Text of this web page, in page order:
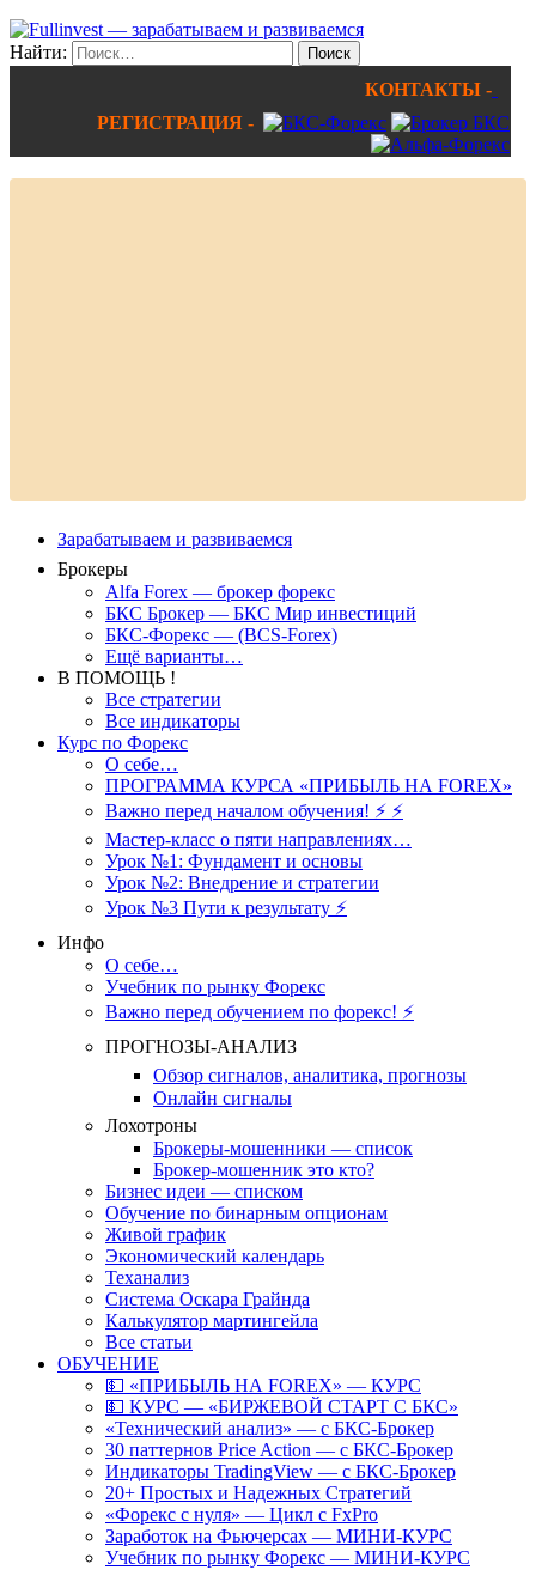
Найти:
КОНТАКТЫ -
РЕГИСТРАЦИЯ -
Зарабатываем и развиваемся
Брокеры
Alfa Forex — брокер форекс
БКС Брокер — БКС Мир инвестиций
БКС-Форекс — (BCS-Forex)
Ещё варианты…
В ПОМОЩЬ !
Все стратегии
Все индикаторы
Курс по Форекс
О себе…
ПРОГРАММА КУРСА «ПРИБЫЛЬ НА FOREX»
Важно перед началом обучения! ⚡ ⚡
Мастер-класс о пяти направлениях…
Урок №1: Фундамент и основы
Урок №2: Внедрение и стратегии
Урок №3 Пути к результату ⚡️
Инфо
О себе…
Учебник по рынку Форекс
Важно перед обучением по форекс! ⚡
ПРОГНОЗЫ-АНАЛИЗ
Обзор сигналов, аналитика, прогнозы
Онлайн сигналы
Лохотроны
Брокеры-мошенники — список
Брокер-мошенник это кто?
Бизнес идеи — списком
Обучение по бинарным опционам
Живой график
Экономический календарь
Теханализ
Система Оскара Грайнда
Калькулятор мартингейла
Все статьи
ОБУЧЕНИЕ
💵 «ПРИБЫЛЬ НА FOREX» — КУРС
💵 КУРС — «БИРЖЕВОЙ СТАРТ С БКС»
«Технический анализ» — с БКС-Брокер
30 паттернов Price Action — с БКС-Брокер
Индикаторы TradingView — с БКС-Брокер
20+ Простых и Надежных Стратегий
«Форекс с нуля» — Цикл с FxPro
Заработок на Фьючерсах — МИНИ-КУРС
Учебник по рынку Форекс — МИНИ-КУРС